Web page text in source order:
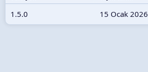
h
1.5.0 15 Ocak 2026